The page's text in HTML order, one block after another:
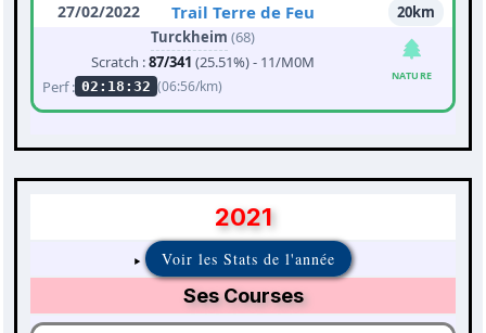
27/02/2022 Trail Terre de Feu
20km
Turckheim (68)
Scratch :87/341 (25.51%) - 11/M0M
Perf : 02:18:32 (06:56/km)
NATURE
2021
Voir les Stats de l'année
Ses Courses